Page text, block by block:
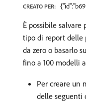
CREATO PER:
È possibile
tipo di report delle
da zero o basarlo
fino a 100 modelli
Per creare un
delle seguenti